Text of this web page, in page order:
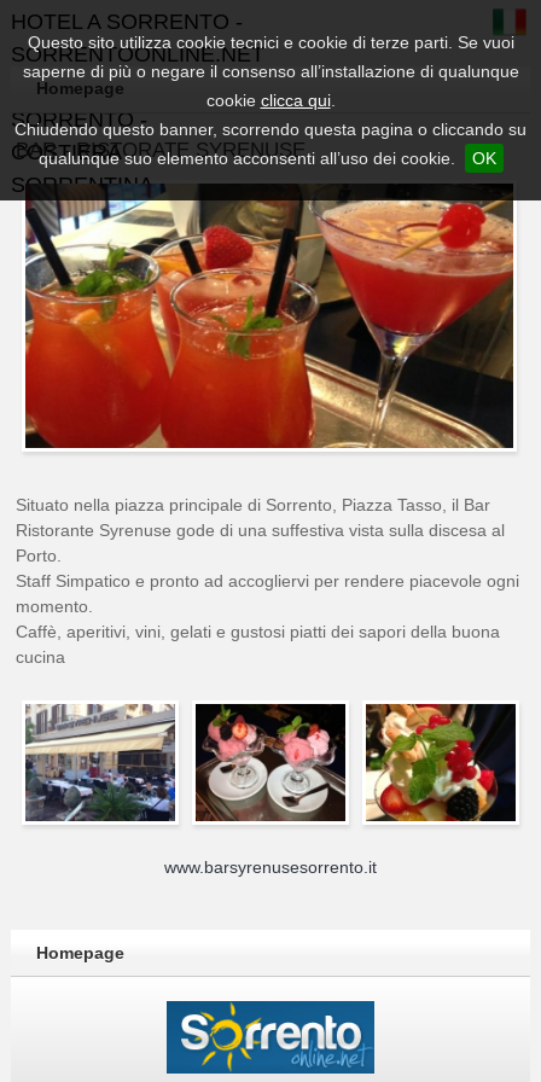
Questo sito utilizza cookie tecnici e cookie di terze parti. Se vuoi
saperne di più o negare il consenso all’installazione di qualunque
cookie clicca qui.
Chiudendo questo banner, scorrendo questa pagina o cliccando su
qualunque suo elemento acconsenti all’uso dei cookie.
OK
HOTEL A SORRENTO -
SORRENTOONLINE.NET
- GUIDA TURISTICA DI
SORRENTO -
COSTIERA
SORRENTINA
Homepage
BAR - RISTORATE SYRENUSE
Situato nella piazza principale di Sorrento, Piazza Tasso, il Bar
Ristorante Syrenuse gode di una suffestiva vista sulla discesa al
Porto.
Staff Simpatico e pronto ad accogliervi per rendere piacevole ogni
momento.
Caffè, aperitivi, vini, gelati e gustosi piatti dei sapori della buona
cucina
www.barsyrenusesorrento.it
Homepage